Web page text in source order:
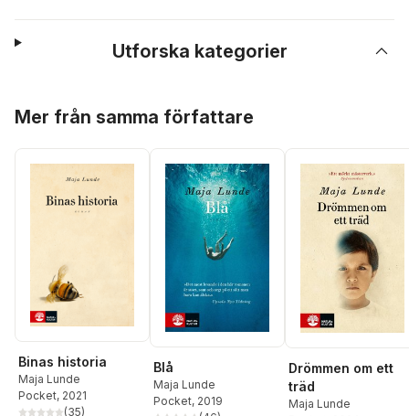
Utforska kategorier
Mer från samma författare
Binas historia
Maja Lunde
Pocket, 2021
(35)
Blå
Maja Lunde
Pocket, 2019
Drömmen om ett
träd
Maja Lunde